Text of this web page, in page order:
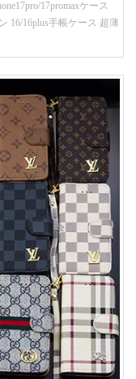
17promaxケース
16/16plus手帳ケース 超薄
14/13手帳型スマ